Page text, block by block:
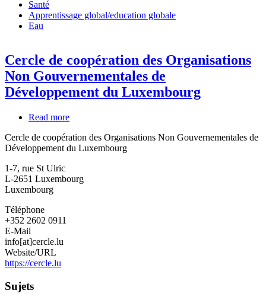
Santé
Apprentissage global/education globale
Eau
Cercle de coopération des Organisations
Non Gouvernementales de
Développement du Luxembourg
Read more
de
coopération
Non
Cercle de coopération des Organisations Non Gouvernementales de
Développement du Luxembourg
1-7, rue St Ulric
L-2651 Luxembourg
Luxembourg
Téléphone
+352 2602 0911
E-Mail
info[at]cercle.lu
Website/URL
https://cercle.lu
Sujets